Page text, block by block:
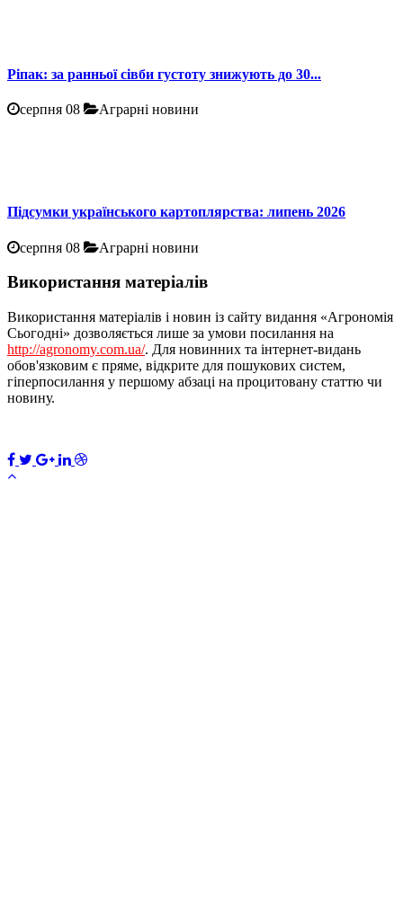
Ріпак: за ранньої сівби густоту знижують до 30...
серпня 08 Аграрні новини
Підсумки українського картоплярства: липень 2026
серпня 08 Аграрні новини
Використання матеріалів
Використання матеріалів і новин із сайту видання «Агрономія
Сьогодні» дозволяється лише за умови посилання на
http://agronomy.com.ua/. Для новинних та інтернет-видань
обов'язковим є пряме, відкрите для пошукових систем,
гіперпосилання у першому абзаці на процитовану статтю чи
новину.